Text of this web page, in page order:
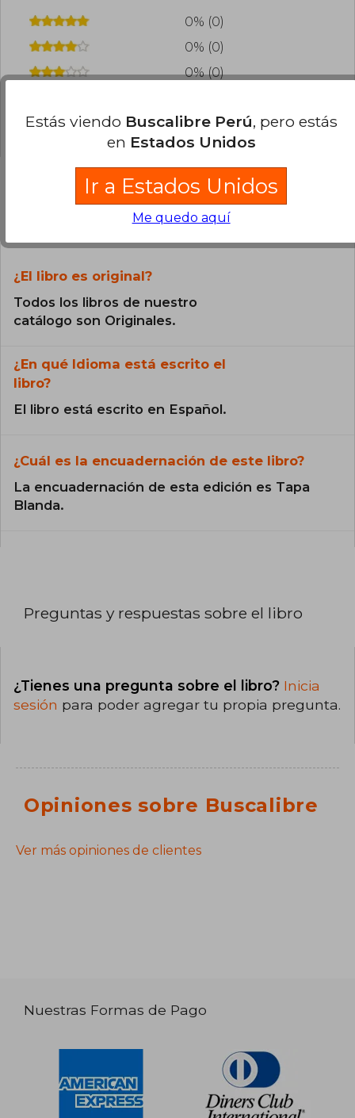
0% (0)
0% (0)
0% (0)
0% (0)
Preguntas frecuentes sobre el libro
¿El libro es original?
Todos los libros de nuestro
catálogo son Originales.
¿En qué Idioma está escrito el
libro?
El libro está escrito en Español.
¿Cuál es la encuadernación de este libro?
La encuadernación de esta edición es Tapa
Blanda.
Preguntas y respuestas sobre el libro
¿Tienes una pregunta sobre el libro? Inicia
sesión para poder agregar tu propia pregunta.
Opiniones sobre Buscalibre
Ver más opiniones de clientes
Nuestras Formas de Pago
Estás viendo Buscalibre Perú, pero estás
en Estados Unidos
Ir a Estados Unidos
Me quedo aquí